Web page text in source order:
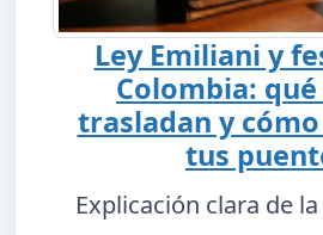
Ley Emiliani y
Colombia: qué
trasladan y
tus
Explicación clara de